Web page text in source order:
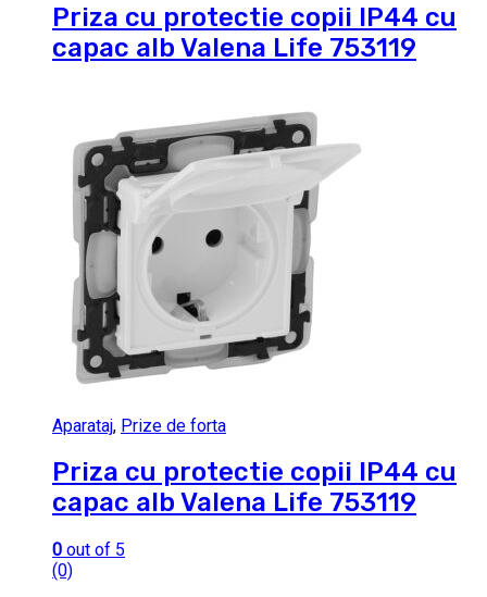
Priza cu protectie copii IP44 cu
capac alb Valena Life 753119
Aparataj, Prize de forta
Priza cu protectie copii IP44 cu
capac alb Valena Life 753119
0 out of 5
(0)